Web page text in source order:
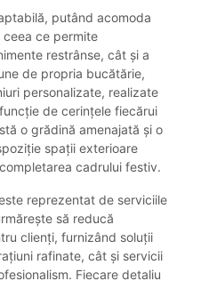
putând acomoda
ce permite
restrânse, cât și a
de propria bucătărie,
personalizate, realizate
de cerințele fiecărui
o grădină amenajată și o
spații exterioare
cadrului festiv.
reprezentat de serviciile
să reducă
clienți, furnizând soluții
rafinate, cât și servicii
Fiecare detaliu